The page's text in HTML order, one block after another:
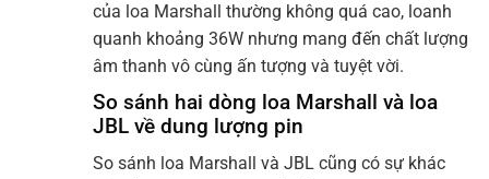
của loa Marshall thường không quá cao, loanh
quanh khoảng 36W nhưng mang đến chất lượng
âm thanh vô cùng ấn tượng và tuyệt vời.
So sánh hai dòng loa Marshall và loa
JBL về dung lượng pin
So sánh loa Marshall và JBL cũng có sự khác